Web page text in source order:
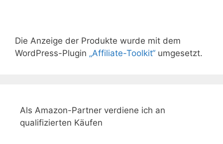
Die Anzeige der Produkte wurde mit dem
WordPress-Plugin „Affiliate-Toolkit“ umgesetzt.
Als Amazon-Partner verdiene ich an
qualifizierten Käufen